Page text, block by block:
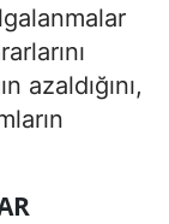
azaldığını,